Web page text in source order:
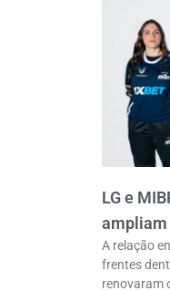
LG e
ampliam
A relação
frentes
renovaram